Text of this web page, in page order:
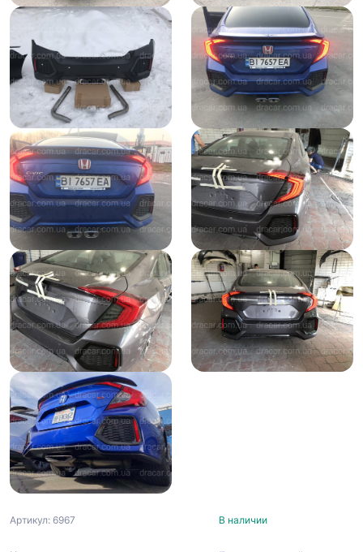
Артикул: 6967 В наличии